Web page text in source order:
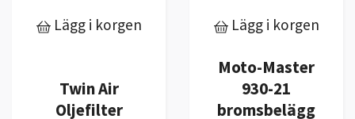
Lägg i korgen
Twin Air
Oljefilter
Lägg i korgen
Moto-Master
930-21
bromsbelägg